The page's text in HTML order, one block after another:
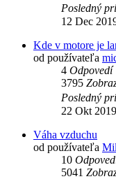
Posledný
12 Dec
Kde v motore je
od používateľa
4 Odpovedí
3795
Posledný
22 Okt
Váha vzduchu
od používateľa
10
5041